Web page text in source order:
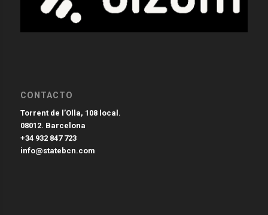
CONTACTO
Torrent de l’Olla, 108 local.
08012. Barcelona
+34 932 847 723
info@statebcn.com